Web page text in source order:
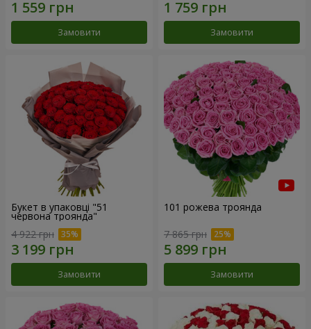
Замовити Замовити
Букет в упаковці "51
червона троянда"
4 922 грн
Замовити
101 рожева троянда
7 865 грн
Замовити